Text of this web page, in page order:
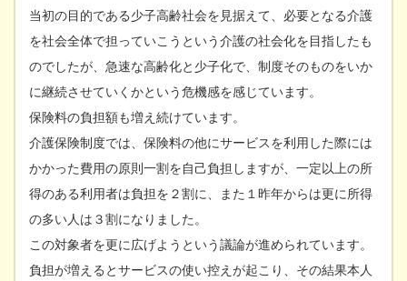
当初の目的である少子高齢社会を見据えて、必要となる介護
を社会全体で担っていこうという介護の社会化を目指したも
のでしたが、急速な高齢化と少子化で、制度そのものをいか
に継続させていくかという危機感を感じています。
保険料の負担額も増え続けています。
介護保険制度では、保険料の他にサービスを利用した際には
かかった費用の原則一割を自己負担しますが、一定以上の所
得のある利用者は負担を２割に、また１昨年からは更に所得
の多い人は３割になりました。
この対象者を更に広げようという議論が進められています。
負担が増えるとサービスの使い控えが起こり、その結果本人